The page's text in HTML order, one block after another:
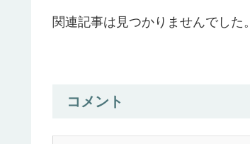
関連記事は見つかりませんでした。
コメント